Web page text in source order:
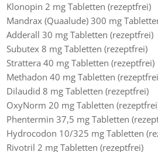
Klonopin 2 mg Tabletten (rezeptfrei)
Mandrax (Quaalude) 300 mg
Adderall 30 mg Tabletten (rezeptfrei)
Subutex 8 mg Tabletten (rezeptfrei)
Strattera 40 mg Tabletten (rezeptfrei)
Methadon 40 mg Tabletten
Dilaudid 8 mg Tabletten (rezeptfrei)
OxyNorm 20 mg Tabletten
Phentermin 37,5 mg Tabletten
Hydrocodon 10/325 mg Tabletten
Rivotril 2 mg Tabletten (rezeptfrei)